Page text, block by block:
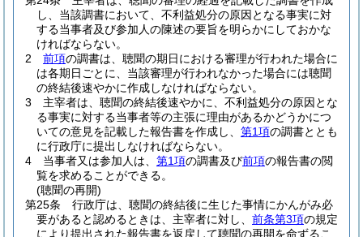
し、当該調書において、不利益処分の原因となる事実に対
する当事者及び参加人の陳述の要旨を明らかにしておかな
ければならない。
2
前項の調書は、聴聞の期日における審理が行われた場合に
は各期日ごとに、当該審理が行われなかった場合には聴聞
の終結後速やかに作成しなければならない。
3
主宰者は、聴聞の終結後速やかに、不利益処分の原因とな
る事実に対する当事者等の主張に理由があるかどうかにつ
いての意見を記載した報告書を作成し、 第1項の調書ととも
に行政庁に提出しなければならない。
4
当事者又は参加人は、 第1項の調書及び前項の報告書の閲
覧を求めることができる。
(聴聞の再開)
第25条
行政庁は、聴聞の終結後に生じた事情にかんがみ必
要があると認めるときは、主宰者に対し、 前条第3項の規定
により提出された報告書を返戻して聴聞の再開を命ずるこ